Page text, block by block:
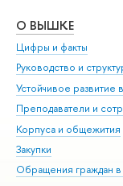
О ВЫШКЕ
Цифры и факты
Руководство и
Устойчивое
Преподаватели и
Корпуса и общежития
Закупки
Обращения граждан